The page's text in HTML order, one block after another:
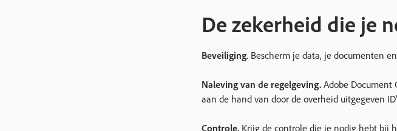
De zekerheid die je
Beveiliging. Bescherm je data, je documenten
Naleving van de regelgeving. Adobe Document
aan de hand van door de overheid uitgegeven
Controle. Krijg de controle die je nodig hebt bij